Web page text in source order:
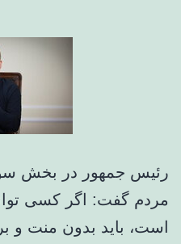
رئیس جمهور در بخش
مردم گفت: اگر کسی
است، باید بدون منت و